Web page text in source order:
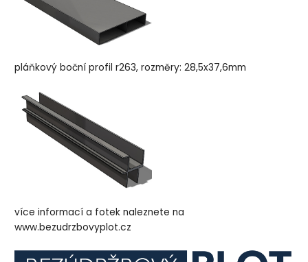
pláňkový boční profil r263, rozměry: 28,5x37,6mm
více informací a fotek naleznete na
www.bezudrzbovyplot.cz